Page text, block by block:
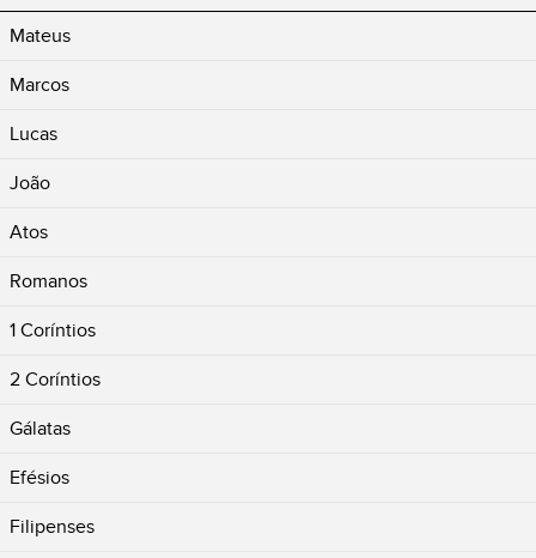
Mateus
Marcos
Lucas
João
Atos
Romanos
1 Coríntios
2 Coríntios
Gálatas
Efésios
Filipenses